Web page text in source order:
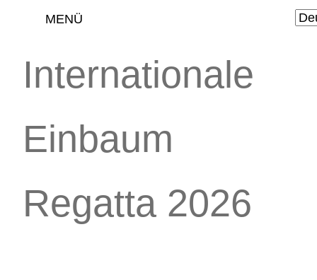
MENÜ
Internationale
Einbaum
Regatta 2026